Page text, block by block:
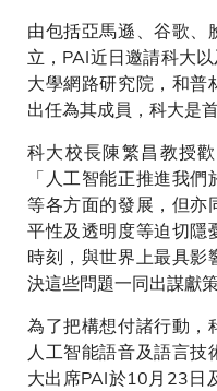
由包括亞馬遜、谷歌、
立，PAI近日邀請科大
大學網路研究院，和普
出任為其成員，科大是
科大校長陳繁昌教授
「人工智能正推進我
等各方面的發展，但亦
平性及透明度等迫切隱
時刻，與世界上最具影
決這些問題一同出謀獻策
為了把構想付諸行動，
人工智能語音及語言
大出席PAI於10月23日